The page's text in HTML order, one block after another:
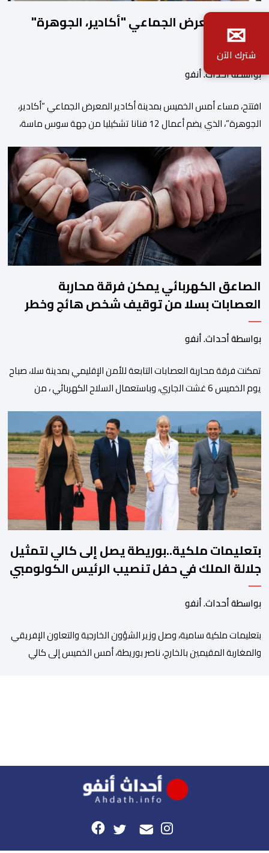
افتتاح المعرض الجماعي "أكادير، الجوهرة"
بواسطة أحداث. أنفو
افتتح، مساء أمس الخميس بمدينة أكادير المعرض الجماعي “أكادير،
الجوهرة”، الذي يضم أعمال 12 فنانا تشكيليا من جهة سوس ماسة،
لـ”فضاء إكسبو أكادير” الجديد، الذي يطمح إلى أن يصبح فضاء دائما
مخصصا للتعريف بإبداعات ومواهب الجهة وخارجها. ويجمع معرض
“أكادير، الجوهرة”، الذي تنظمه مؤسسة […]
الصاعق الكهربائي يمكن فرقة محاربة
العصابات بسلا من توقيف شخص هائج وخطر
بواسطة أحداث. أنفو
تمكنت فرقة محاربة العصابات التابعة للأمن الإقليمي بمدينة سلا، صباح
يوم الخميس 6 غشت الجاري، وباستعمال السلاح الكهربائي ، من
موضوع مذكرات بحث جاربة. وكان المشتبه فيه قد أثار الفوضى وترويع
المواطنين بحي الرحمة، قبل أن تتدخل عناصر فرقة محاربة العصابات
لملاحقته ومحاصرته، غير أنه […]
بتعليمات ملكية..بوريطة يصل إلى كالي لتمثيل
جلالة الملك في حفل تنصيب الرئيس الكولومبي
الجديد
بواسطة أحداث. أنفو
بتعليمات ملكية سامية، وصل وزير الشؤون الخارجية والتعاون الإفريقي
والمغاربة المقيمين بالخارج، ناصر بوريطة، أمس الخميس إلى كالي
✉
شترك الآن